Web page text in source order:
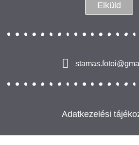
Elküld
Adatkezelési